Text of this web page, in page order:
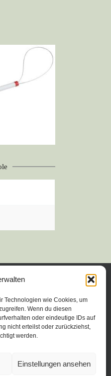
Technologien wie Cookies, um
Wenn du diesen
oder eindeutige IDs auf
nicht erteilst oder zurückziehst,
werden.
Einstellungen ansehen
Statement